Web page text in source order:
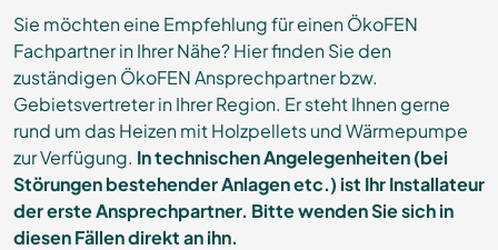
Sie möchten eine Empfehlung für einen ÖkoFEN
Fachpartner in Ihrer Nähe? Hier finden Sie den
zuständigen ÖkoFEN Ansprechpartner bzw.
Gebietsvertreter in Ihrer Region. Er steht Ihnen gerne
rund um das Heizen mit Holzpellets und Wärmepumpe
zur Verfügung. In technischen Angelegenheiten (bei
Störungen bestehender Anlagen etc.) ist Ihr Installateur
der erste Ansprechpartner. Bitte wenden Sie sich in
diesen Fällen direkt an ihn.